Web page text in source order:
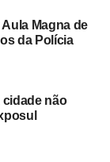
para
a dores e
doenças ou
Magna de
da Polícia
cidade não